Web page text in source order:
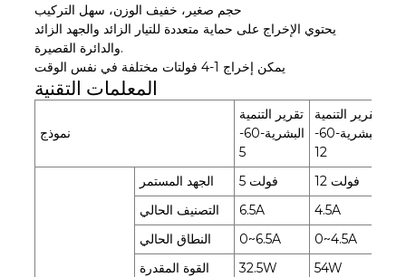
حجم صغير، خفيف الوزن، سهل التركيب
يحتوي الإخراج على حماية متعددة للتيار الزائد والجهد الزائد
والدائرة القصيرة.
يمكن إخراج 1-4 فولتات مختلفة في نفس الوقت
المعلمات التقنية
نموذج
تقرير التنمية
البشرية-60-
5
تقرير التنمية
البشرية-60-
12
الجهد المستمر 5 فولت 12 فولت
التصنيف الحالي
6.5A 4.5A
النطاق الحالي
0~6.5A
0~4.5A
القوة المقدرة
32.5W
54W